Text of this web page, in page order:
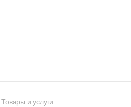
Товары и услуги